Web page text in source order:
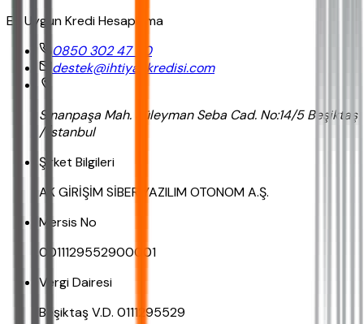
En Uygun Kredi Hesaplama
0850 302 47 90
destek@ihtiyackredisi.com
Sinanpaşa Mah. Süleyman Seba Cad. No:14/5 Beşiktaş
/ İstanbul
Şirket Bilgileri
AK GİRİŞİM SİBER YAZILIM OTONOM A.Ş.
Mersis No
0011129552900001
Vergi Dairesi
Beşiktaş V.D. 0111295529